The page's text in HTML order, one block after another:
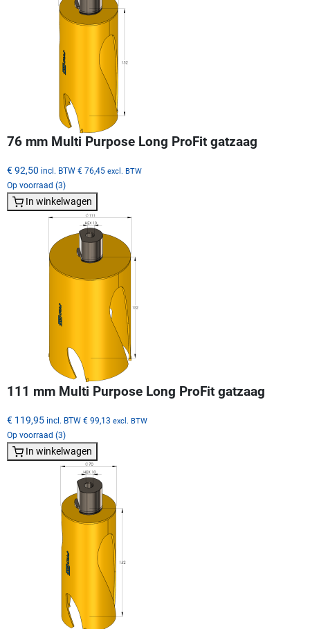
76 mm Multi Purpose Long ProFit gatzaag
€ 92,50 incl. BTW € 76,45 excl. BTW
Op voorraad (3)
In winkelwagen
111 mm Multi Purpose Long ProFit gatzaag
€ 119,95 incl. BTW € 99,13 excl. BTW
Op voorraad (3)
In winkelwagen